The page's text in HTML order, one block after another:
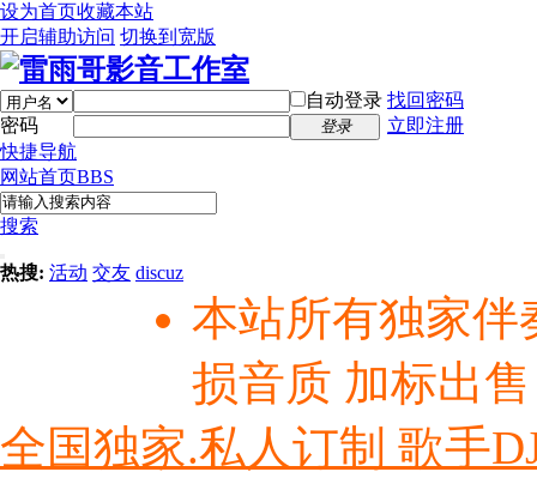
设为首页收藏本站
开启辅助访问 切换到宽版
自动登录 找回密码
密码
登录
立即注册
快捷导航
网站首页BBS
搜索
热搜: 活动 交友 discuz
本站所有独家伴
损音质 加标出
全国独家.私人订制 歌手